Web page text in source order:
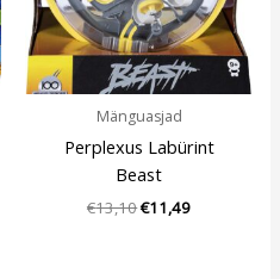
Mänguasjad
Perplexus Labürint
Beast
€13,10€11,49